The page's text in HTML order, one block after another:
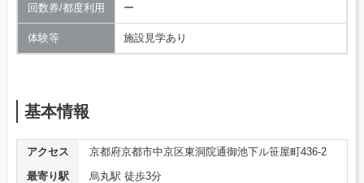
回数券/都度利用 ー
体験等 施設見学あり
基本情報
アクセス
京都府京都市中京区東洞院通御池下ル笹屋町436-2
最寄り駅
烏丸駅 徒歩3分